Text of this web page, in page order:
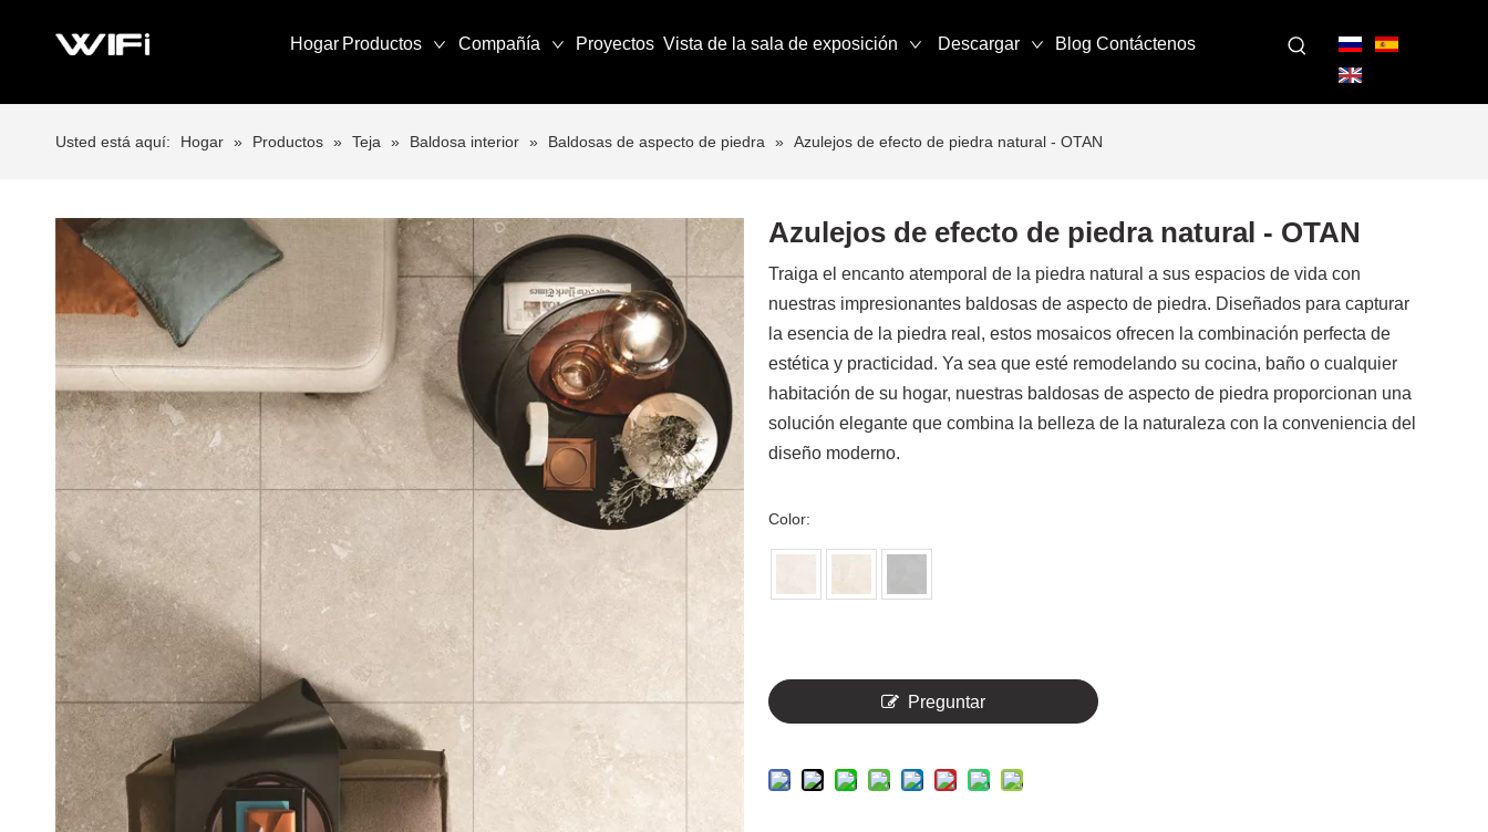
Hogar Productos Compañía Proyectos Vista de la sala de exposición Descargar Blog Contáctenos
Usted está aquí: Hogar » Productos » Teja » Baldosa interior » Baldosas de aspecto de piedra » Azulejos de efecto de piedra natural - OTAN
Azulejos de efecto de piedra natural - OTAN
Traiga el encanto atemporal de la piedra natural a sus espacios de vida con
nuestras impresionantes baldosas de aspecto de piedra. Diseñados para capturar
la esencia de la piedra real, estos mosaicos ofrecen la combinación perfecta de
estética y practicidad. Ya sea que esté remodelando su cocina, baño o cualquier
habitación de su hogar, nuestras baldosas de aspecto de piedra proporcionan una
solución elegante que combina la belleza de la naturaleza con la conveniencia del
diseño moderno.
Color:
Preguntar